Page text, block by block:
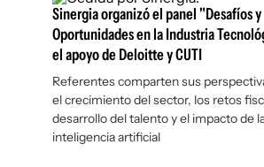
Sinergia organizó el panel "Desafíos y
Oportunidades en la Industria
el apoyo de Deloitte y CUTI
Referentes comparten sus
el crecimiento del sector, los retos
desarrollo del talento y el impacto de
inteligencia artificial